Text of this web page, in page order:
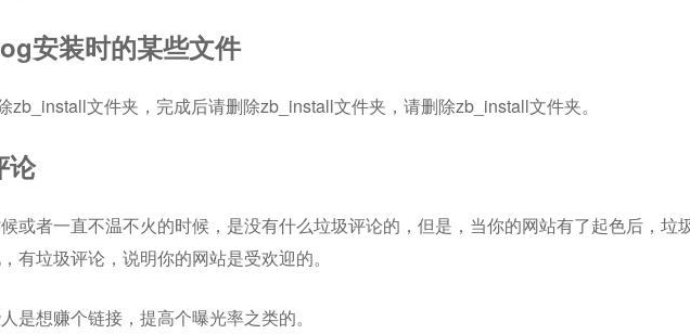
安装时的某些文件
zb_install文件夹，完成后请删除zb_install文件夹，请删除zb_install文件夹。
论
或者一直不温不火的时候，是没有什么垃圾评论的，但是，当你的网站有了起色后，垃
有垃圾评论，说明你的网站是受欢迎的。
是想赚个链接，提高个曝光率之类的。